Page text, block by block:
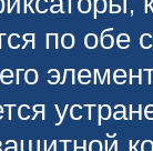
по обе